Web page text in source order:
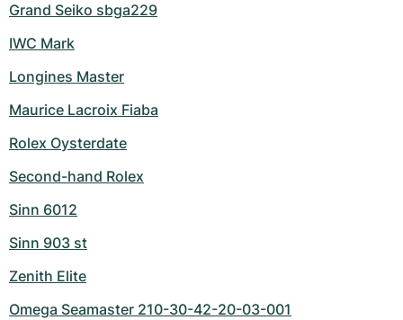
Grand Seiko sbga229
IWC Mark
Longines Master
Maurice Lacroix Fiaba
Rolex Oysterdate
Second-hand Rolex
Sinn 6012
Sinn 903 st
Zenith Elite
Omega Seamaster 210-30-42-20-03-001